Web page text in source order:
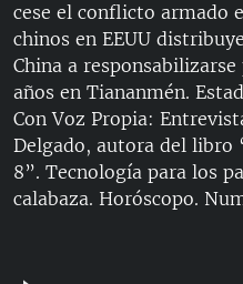
cese el conflicto armado
chinos en EEUU
China a
años en Tiananmén.
Con Voz Propia:
Delgado, autora del libro
8”. Tecnología para los
calabaza. Horóscopo.